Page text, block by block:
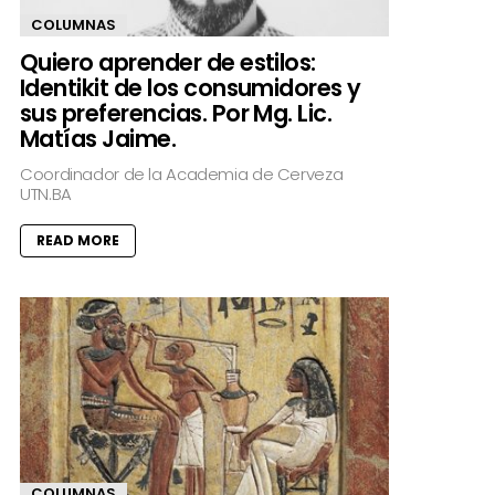
COLUMNAS
Quiero aprender de estilos:
Identikit de los consumidores y
sus preferencias. Por Mg. Lic.
Matías Jaime.
Coordinador de la Academia de Cerveza
UTN.BA
READ MORE